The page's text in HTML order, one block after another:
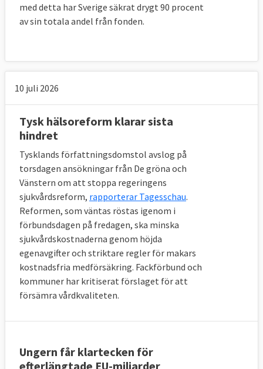
med detta har Sverige säkrat drygt 90 procent
av sin totala andel från fonden.
10 juli 2026
Tysk hälsoreform klarar sista
hindret
Tysklands författningsdomstol avslog på
torsdagen ansökningar från De gröna och
Vänstern om att stoppa regeringens
sjukvårdsreform, rapporterar Tagesschau.
Reformen, som väntas röstas igenom i
förbundsdagen på fredagen, ska minska
sjukvårdskostnaderna genom höjda
egenavgifter och striktare regler för makars
kostnadsfria medförsäkring. Fackförbund och
kommuner har kritiserat förslaget för att
försämra vårdkvaliteten.
Ungern får klartecken för
efterlängtade EU-miljarder